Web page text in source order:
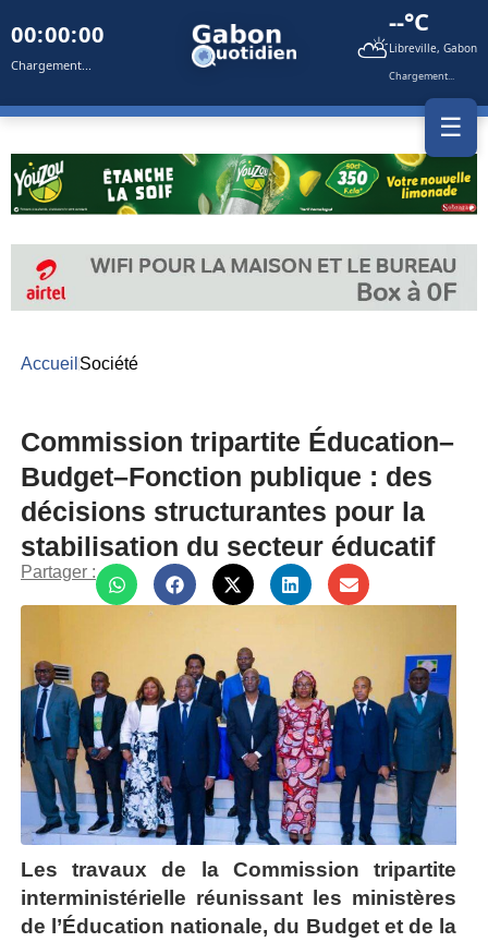
00:00:00
Chargement... ⛅
--°C
Libreville, Gabon
Chargement...
☰
Accueil Société
Commission tripartite Éducation–
Budget–Fonction publique : des
décisions structurantes pour la
stabilisation du secteur éducatif
Partager :
Les travaux de la Commission tripartite
interministérielle réunissant les ministères
de l’Éducation nationale, du Budget et de la